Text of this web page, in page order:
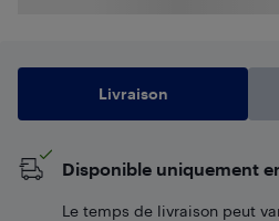
Livraison
Disponible uniquement
Le temps de livraison peut